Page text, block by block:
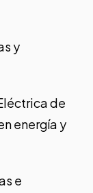
y
de
energía y
e